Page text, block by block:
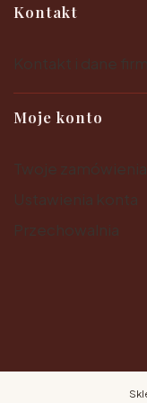
Kontakt
Moje konto